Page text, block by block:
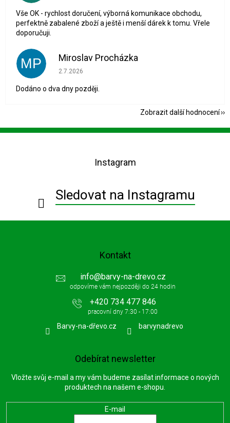
Vše OK - rychlost doručení, výborná komunikace obchodu,
perfektně zabalené zboží a ještě i menší dárek k tomu. Vřele
doporučuji.
MP Miroslav Procházka
Hodnocení obchodu je 1 z 5 hvězdiček.
2.7.2026
Dodáno o dva dny později.
Zobrazit další hodnocení
Z
Instagram
Sledovat na Instagramu
Kontakt
info@barvy-na-drevo.cz
+420 734 477 846
Barvy-na-dřevo.cz barvynadrevo
Odebírat newsletter
Vložte svůj e-mail a my vám budeme zasílat informace o nových
produktech na našem e-shopu.
E-mail